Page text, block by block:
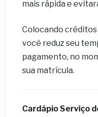
mais rápida e
Colocando créditos
você reduz seu
pagamento, no
sua matrícula.
Cardápio ​Serviço